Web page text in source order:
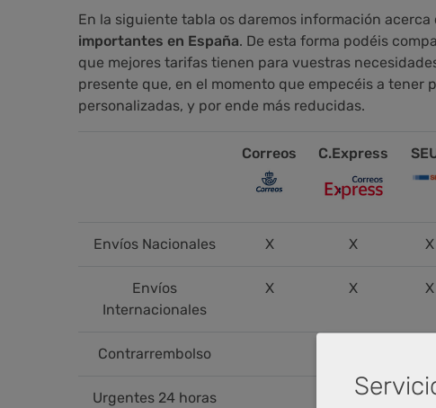
En la siguiente tabla os daremos información acerca
importantes en España. De esta forma podéis
que mejores tarifas tienen para vuestras
presente que, en el momento que empecéis a
personalizadas, y por ende más reducidas.
Correos C.Express
Envíos Nacionales X X X
Envíos
Internacionales
X X X
Contrarrembolso
Urgentes 24 horas X X